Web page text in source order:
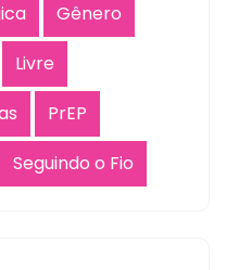
Gênero
Livre
PrEP
Seguindo o Fio